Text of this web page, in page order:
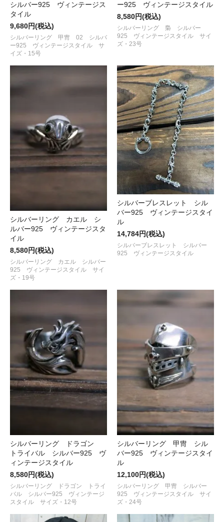
シルバー925 ヴィンテージス
タイル
9,680円(税込)
シルバーリング 甲冑 02 シルバ
ー925 ヴィンテージスタイル サ
イズ・15号
ー925 ヴィンテージスタイル
8,580円(税込)
シルバーリング 梟 シルバー
925 ヴィンテージスタイル サイ
ズ・23号
シルバーリング カエル シ
ルバー925 ヴィンテージスタ
イル
8,580円(税込)
シルバーリング カエル シルバー
925 ヴィンテージスタイル サイ
ズ・19号
シルバーブレスレット シル
バー925 ヴィンテージスタイ
ル
14,784円(税込)
シルバーブレスレット シルバー
925 ヴィンテージスタイル
シルバーリング ドラゴン
トライバル シルバー925 ヴ
ィンテージスタイル
8,580円(税込)
シルバーリング ドラゴン トライ
バル シルバー925 ヴィンテージ
スタイル サイズ・12号
シルバーリング 甲冑 シル
バー925 ヴィンテージスタイ
ル
12,100円(税込)
シルバーリング 甲冑 シルバー
925 ヴィンテージスタイル サイ
ズ・24号